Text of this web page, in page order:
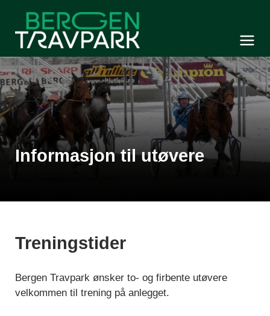
Informasjon til utøvere
Treningstider
Bergen Travpark ønsker to- og firbente utøvere
velkommen til trening på anlegget.